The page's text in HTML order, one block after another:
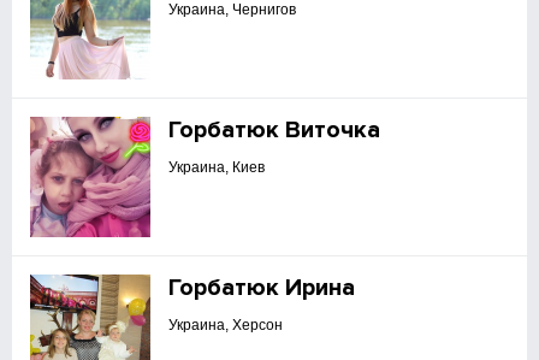
Украина, Чернигов
Горбатюк Виточка
Украина, Киев
Горбатюк Ирина
Украина, Херсон